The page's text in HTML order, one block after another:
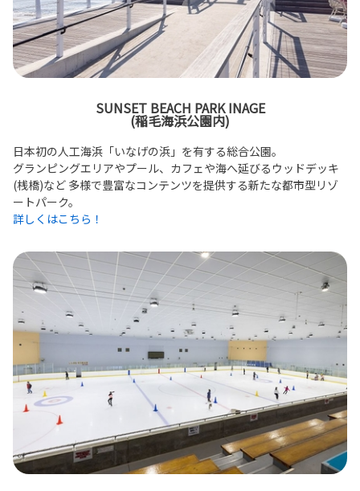
SUNSET BEACH PARK INAGE
(稲毛海浜公園内)
日本初の人工海浜「いなげの浜」を有する総合公園。
グランピングエリアやプール、カフェや海へ延びるウッドデッキ
(桟橋)など 多様で豊富なコンテンツを提供する新たな都市型リゾ
ートパーク。
詳しくはこちら！